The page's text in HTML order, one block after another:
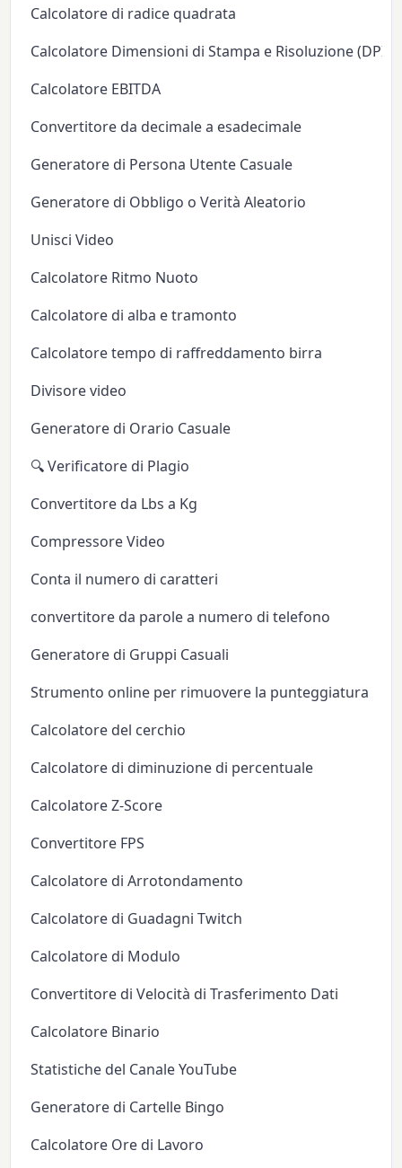
Calcolatore di radice quadrata
Calcolatore Dimensioni di Stampa e Risoluzione (DPI/
Calcolatore EBITDA
Convertitore da decimale a esadecimale
Generatore di Persona Utente Casuale
Generatore di Obbligo o Verità Aleatorio
Unisci Video
Calcolatore Ritmo Nuoto
Calcolatore di alba e tramonto
Calcolatore tempo di raffreddamento birra
Divisore video
Generatore di Orario Casuale
🔍 Verificatore di Plagio
Convertitore da Lbs a Kg
Compressore Video
Conta il numero di caratteri
convertitore da parole a numero di telefono
Generatore di Gruppi Casuali
Strumento online per rimuovere la punteggiatura
Calcolatore del cerchio
Calcolatore di diminuzione di percentuale
Calcolatore Z-Score
Convertitore FPS
Calcolatore di Arrotondamento
Calcolatore di Guadagni Twitch
Calcolatore di Modulo
Convertitore di Velocità di Trasferimento Dati
Calcolatore Binario
Statistiche del Canale YouTube
Generatore di Cartelle Bingo
Calcolatore Ore di Lavoro